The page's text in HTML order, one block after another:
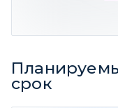
срок